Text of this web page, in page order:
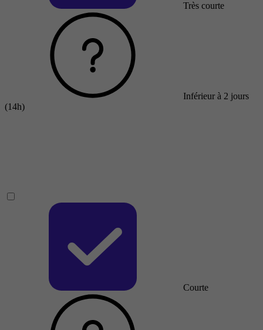
Très courte
Inférieur à 2 jours
(14h)
Courte